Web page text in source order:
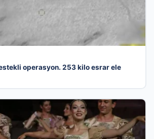
operasyon. 253 kilo esrar ele